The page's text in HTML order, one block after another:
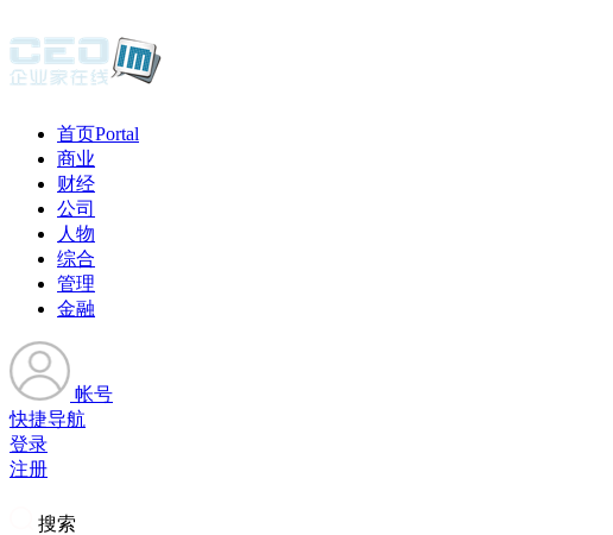
首页Portal
商业
财经
公司
人物
综合
管理
金融
帐号
快捷导航
登录
注册
搜索